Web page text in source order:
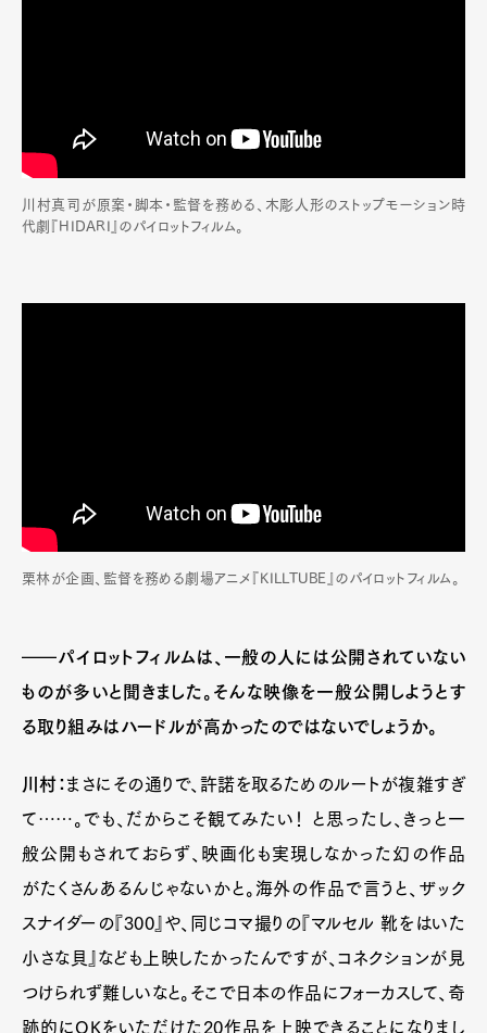
川村真司が原案・脚本・監督を務める、木彫人形のストップモーション時
代劇『HIDARI』のパイロットフィルム。
栗林が企画、監督を務める劇場アニメ『KILLTUBE』のパイロットフィルム。
――パイロットフィルムは、一般の人には公開されていない
ものが多いと聞きました。そんな映像を一般公開しようとす
る取り組みはハードルが高かったのではないでしょうか。
川村：まさにその通りで、許諾を取るためのルートが複雑すぎ
て……。でも、だからこそ観てみたい！ と思ったし、きっと一
般公開もされておらず、映画化も実現しなかった幻の作品
がたくさんあるんじゃないかと。海外の作品で言うと、ザック
スナイダーの『300』や、同じコマ撮りの『マルセル 靴をはいた
小さな貝』なども上映したかったんですが、コネクションが見
つけられず難しいなと。そこで日本の作品にフォーカスして、奇
跡的にOKをいただけた20作品を上映できることになりまし